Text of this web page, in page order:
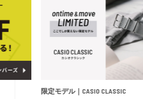
限定モデル｜CASIO CLASSIC